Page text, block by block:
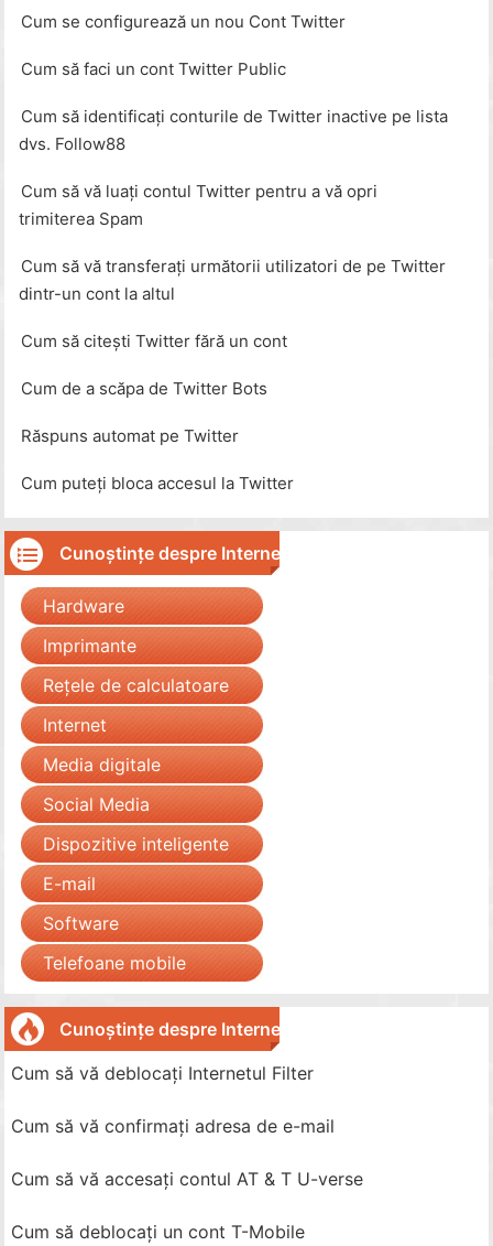
Cum se configurează un nou Cont Twitter
Cum să faci un cont Twitter Public
Cum să identificați conturile de Twitter inactive pe lista
dvs. Follow88
Cum să vă luați contul Twitter pentru a vă opri
trimiterea Spam
Cum să vă transferați următorii utilizatori de pe Twitter
dintr-un cont la altul
Cum să citești Twitter fără un cont
Cum de a scăpa de Twitter Bots
Răspuns automat pe Twitter
Cum puteți bloca accesul la Twitter
Cunoștințe despre Internet
Hardware
Imprimante
Rețele de calculatoare
Internet
Media digitale
Social Media
Dispozitive inteligente
E-mail
Software
Telefoane mobile
Cunoștințe despre Internet
Cum să vă deblocați Internetul Filter
Cum să vă confirmați adresa de e-mail
Cum să vă accesați contul AT & T U-verse
Cum să deblocați un cont T-Mobile